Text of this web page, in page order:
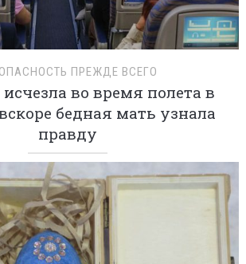
ПРЕЖДЕ ВСЕГО
во время полета в
бедная мать узнала
правду